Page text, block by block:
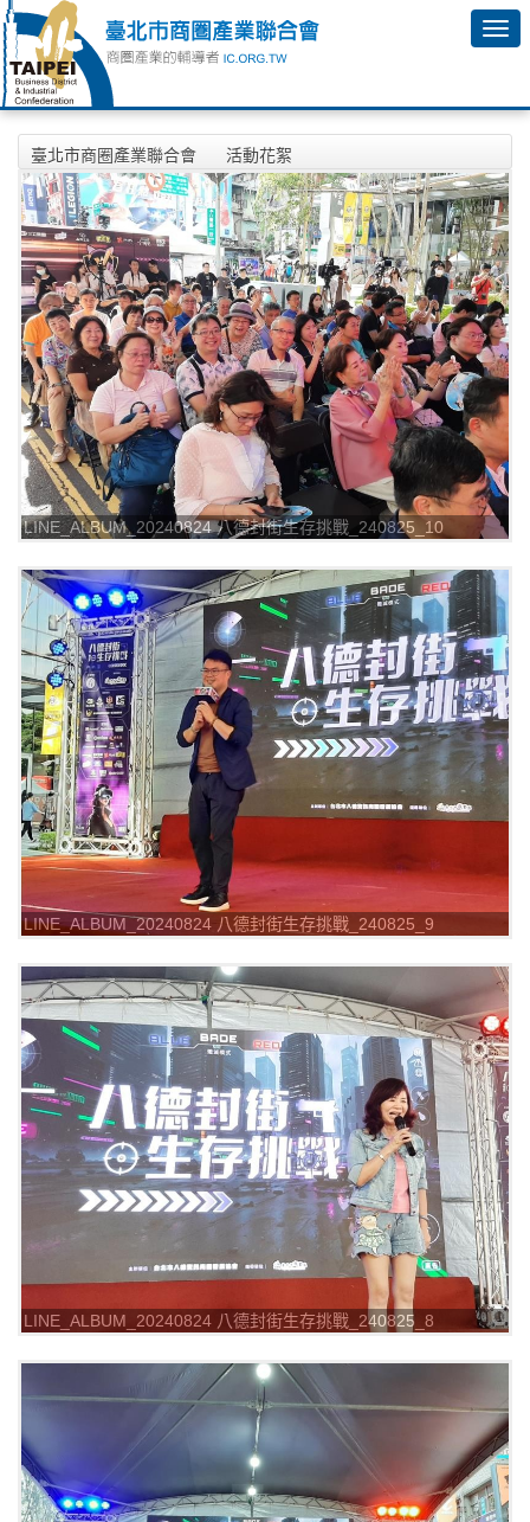
臺北市商圈產業聯合會
活動花絮
2024年08月24日 八德封街生存挑戰相本
LINE_ALBUM_20240824 八德封街生存挑戰_240825_10
LINE_ALBUM_20240824 八德封街生存挑戰_240825_9
LINE_ALBUM_20240824 八德封街生存挑戰_240825_8